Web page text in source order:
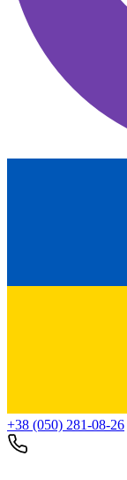
+38 (050) 281-08-26